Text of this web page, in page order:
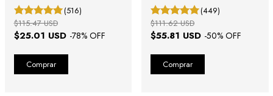
(516)
$25.01 USD -78% OFF
$115.47 USD
(449)
$55.81 USD -50% OFF
$111.62 USD